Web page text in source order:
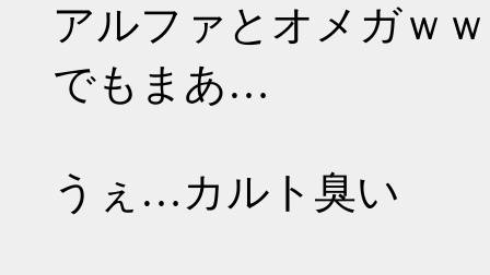
アルファとオメガｗ
でもまあ…
うぇ…カルト臭い